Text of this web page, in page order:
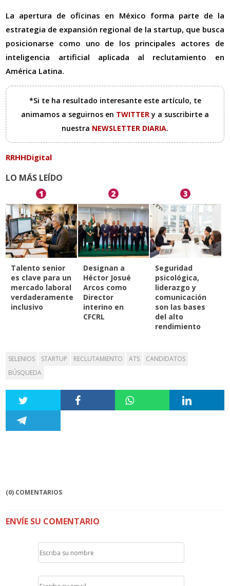
La apertura de oficinas en México forma parte de la
estrategia de expansión regional de la startup, que busca
posicionarse como uno de los principales actores de
inteligencia artificial aplicada al reclutamiento en
América Latina.
*Si te ha resultado interesante este artículo, te
animamos a seguirnos en TWITTERy a suscribirte a
nuestra NEWSLETTER DIARIA.
RRHHDigital
LO MÁS LEÍDO
1
Talento senior
es clave para un
mercado laboral
verdaderamente
inclusivo
2
Designan a
Héctor Josué
Arcos como
Director
interino en
CFCRL
3
Seguridad
psicológica,
liderazgo y
comunicación
son las bases
del alto
rendimiento
SELENIOS STARTUP RECLUTAMIENTO ATS
CANDIDATOS
BÚSQUEDA
(0) COMENTARIOS
ENVÍE SU COMENTARIO